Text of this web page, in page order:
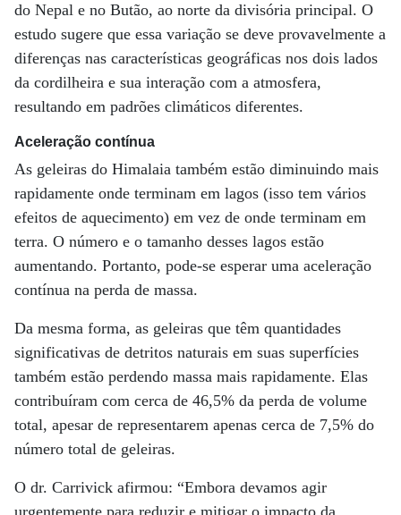
do Nepal e no Butão, ao norte da divisória principal. O
estudo sugere que essa variação se deve provavelmente a
diferenças nas características geográficas nos dois lados
da cordilheira e sua interação com a atmosfera,
resultando em padrões climáticos diferentes.
Aceleração contínua
As geleiras do Himalaia também estão diminuindo mais
rapidamente onde terminam em lagos (isso tem vários
efeitos de aquecimento) em vez de onde terminam em
terra. O número e o tamanho desses lagos estão
aumentando. Portanto, pode-se esperar uma aceleração
contínua na perda de massa.
Da mesma forma, as geleiras que têm quantidades
significativas de detritos naturais em suas superfícies
também estão perdendo massa mais rapidamente. Elas
contribuíram com cerca de 46,5% da perda de volume
total, apesar de representarem apenas cerca de 7,5% do
número total de geleiras.
O dr. Carrivick afirmou: “Embora devamos agir
urgentemente para reduzir e mitigar o impacto da